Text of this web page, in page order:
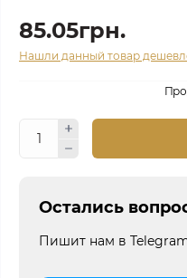
85.05грн.
Нашли данный товар
Остались
Пишит нам в